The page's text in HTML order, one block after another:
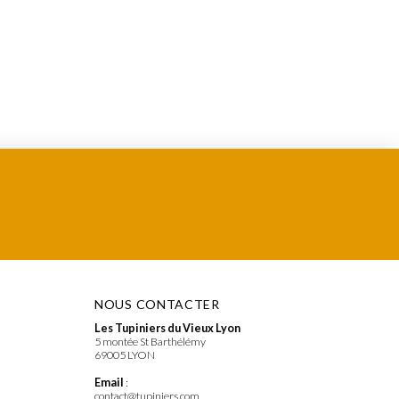
NOUS CONTACTER
Les Tupiniers du Vieux Lyon
5 montée St Barthélémy
69005 LYON
Email :
contact@tupiniers.com